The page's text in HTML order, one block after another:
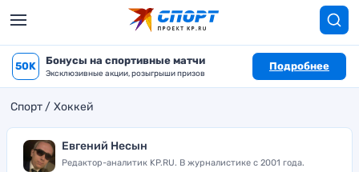
50K Бонусы на спортивные матчи
Эксклюзивные акции, розыгрыши призов
Подробнее
Спорт Хоккей
Евгений Несын
Редактор-аналитик KP.RU. В журналистике с 2001 года.